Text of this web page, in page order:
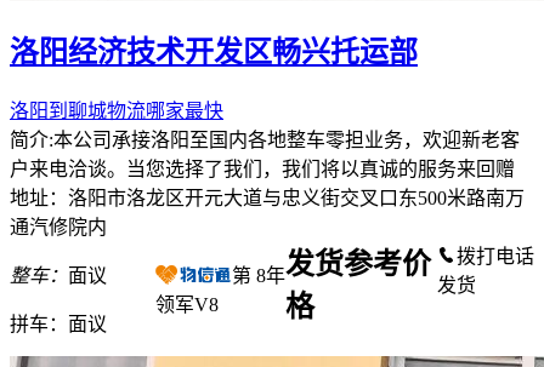
洛阳经济技术开发区畅兴托运部
洛阳到聊城物流哪家最快
简介:本公司承接洛阳至国内各地整车零担业务，欢迎新老客
户来电洽谈。当您选择了我们，我们将以真诚的服务来回赠
地址：洛阳市洛龙区开元大道与忠义街交叉口东500米路南万
通汽修院内
整车： 面议
拼车： 面议
第 8年
领军V8
拨打电话
发货
发货参考价
格